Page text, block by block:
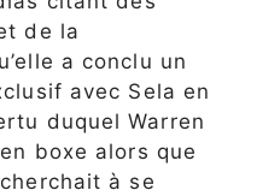
de la
a conclu un
avec Sela en
duquel Warren
boxe alors que
à se